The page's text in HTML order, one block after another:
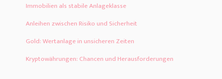
Immobilien als stabile Anlageklasse
Anleihen zwischen Risiko und Sicherheit
Gold: Wertanlage in unsicheren Zeiten
Kryptowährungen: Chancen und Herausforderungen